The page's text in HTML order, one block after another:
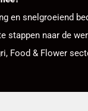
en snelgroeiend
stappen naar de
Food & Flower